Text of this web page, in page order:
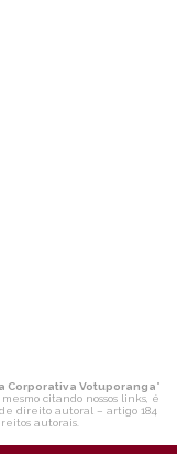
Corporativa Votuporanga"
citando nossos links, é
direito autoral – artigo 184
autorais.